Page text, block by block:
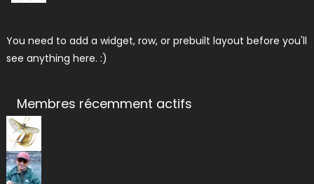
You need to add a widget, row, or prebuilt layout before you'll
see anything here. :)
Membres récemment actifs